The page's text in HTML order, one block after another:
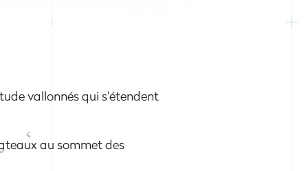
vallonnés qui s'étendent
au sommet des